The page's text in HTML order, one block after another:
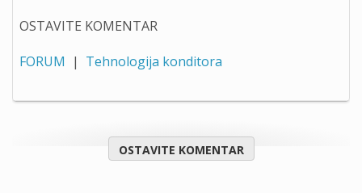
OSTAVITE KOMENTAR
FORUM | Tehnologija konditora
OSTAVITE KOMENTAR